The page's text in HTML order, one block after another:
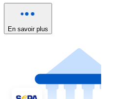
En savoir plus